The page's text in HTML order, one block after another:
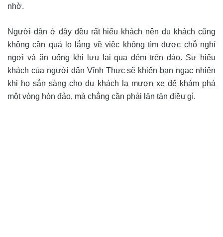
nhờ.
Người dân ở đây đều rất hiếu khách nên du khách cũng
không cần quá lo lắng về việc không tìm được chỗ nghỉ
ngơi và ăn uống khi lưu lại qua đêm trên đảo. Sự hiếu
khách của người dân Vĩnh Thực sẽ khiến bạn ngạc nhiên
khi họ sẵn sàng cho du khách lạ mượn xe để khám phá
một vòng hòn đảo, mà chẳng cần phải lăn tăn điều gì.